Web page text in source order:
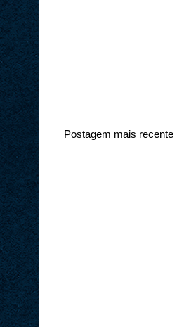
Postagem mais recente